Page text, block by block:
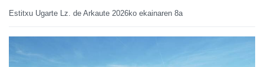
Estitxu Ugarte Lz. de Arkaute 2026ko ekainaren 8a